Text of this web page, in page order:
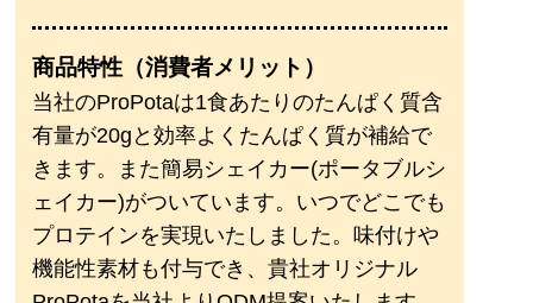
商品特性（消費者メリット）
当社のProPotaは1食あたりのたんぱく質含
有量が20gと効率よくたんぱく質が補給で
きます。また簡易シェイカー(ポータブルシ
ェイカー)がついています。いつでどこでも
プロテインを実現いたしました。味付けや
機能性素材も付与でき、貴社オリジナル